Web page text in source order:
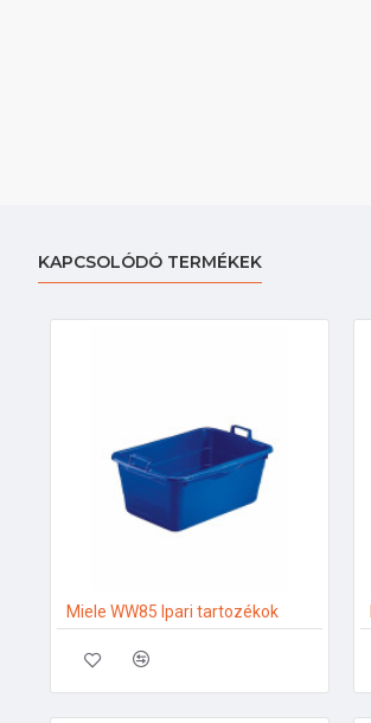
KAPCSOLÓDÓ TERMÉKEK
Miele WW85 Ipari tartozékok